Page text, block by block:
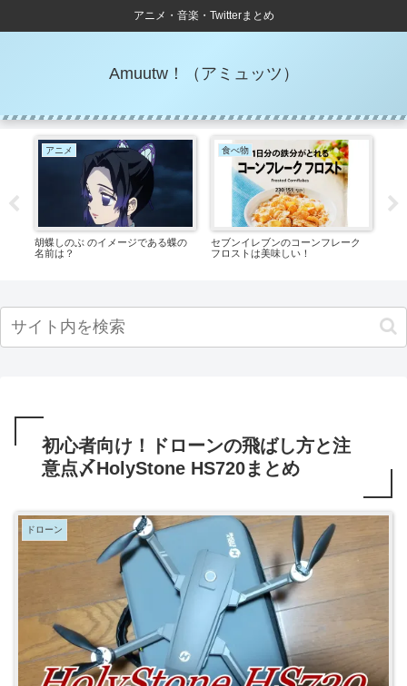
アニメ・音楽・Twitterまとめ
Amuutw！（アミュッツ）
アニメ
胡蝶しのぶ のイメージである蝶の
名前は？
食べ物
セブンイレブンのコーンフレーク
フロストは美味しい！
初心者向け！ドローンの飛ばし方と注
意点〆HolyStone HS720まとめ
ドローン